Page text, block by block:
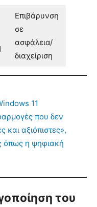
Επιβάρυνση
σε
ασφάλεια/
διαχείριση
11
που δεν
και αξιόπιστες»,
όπως η ψηφιακή
του